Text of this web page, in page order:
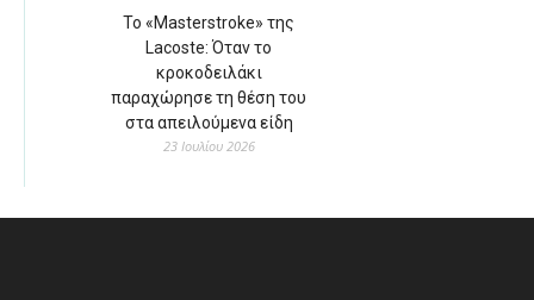
Το «Masterstroke» της
Lacoste: Όταν το
κροκοδειλάκι
παραχώρησε τη θέση του
στα απειλούμενα είδη
23 Ιουλίου 2026